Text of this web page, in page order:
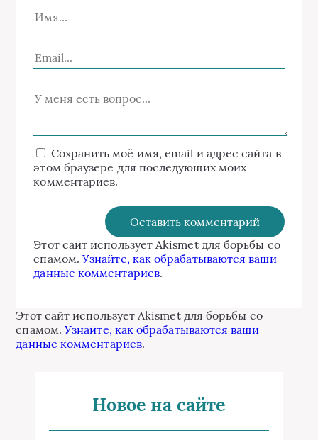
Сохранить моё имя, email и адрес сайта в
этом браузере для последующих моих
комментариев.
Этот сайт использует Akismet для борьбы со
спамом.Узнайте, как обрабатываются ваши
данные комментариев.
Этот сайт использует Akismet для борьбы со
спамом.Узнайте, как обрабатываются ваши
данные комментариев.
Новое на сайте